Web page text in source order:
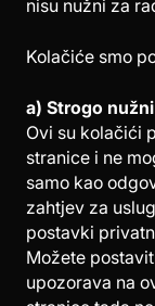
nisu nužni za
Kolačiće smo
a) Strogo
Ovi su kolačići
stranice i ne
samo kao
zahtjev za
postavki
Možete
upozorava na